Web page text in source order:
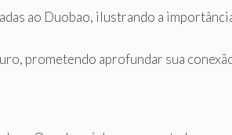
ao Duobao, ilustrando a
prometendo aprofundar sua